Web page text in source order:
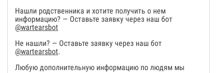
Нашли родственника и хотите получить о нем
информацию? — Оставьте заявку через наш бот
@wartearsbot
Не нашли? — Оставьте заявку через наш бот
@wartearsbot.
Любую дополнительную информацию по людям мы